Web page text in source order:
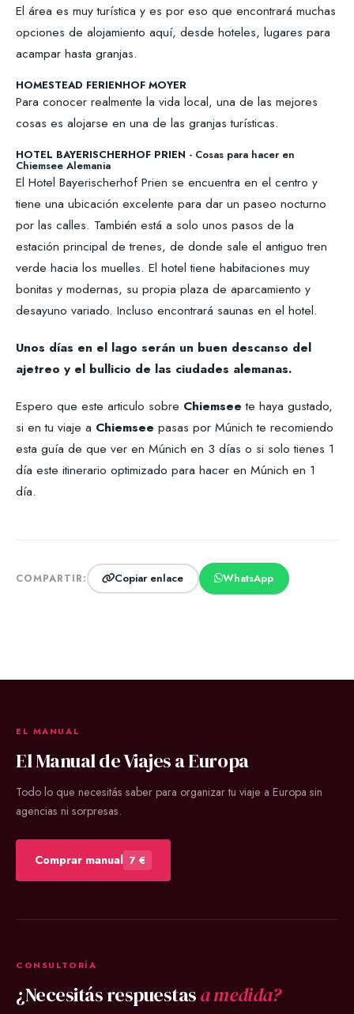
El área es muy turística y es por eso que encontrará muchas
opciones de alojamiento aquí, desde hoteles, lugares para
acampar hasta granjas.
HOMESTEAD FERIENHOF MOYER
Para conocer realmente la vida local, una de las mejores
cosas es alojarse en una de las granjas turísticas.
HOTEL BAYERISCHERHOF PRIEN - Cosas para hacer en
Chiemsee Alemania
El Hotel Bayerischerhof Prien se encuentra en el centro y
tiene una ubicación excelente para dar un paseo nocturno
por las calles. También está a solo unos pasos de la
estación principal de trenes, de donde sale el antiguo tren
verde hacia los muelles. El hotel tiene habitaciones muy
bonitas y modernas, su propia plaza de aparcamiento y
desayuno variado. Incluso encontrará saunas en el hotel.
Unos días en el lago serán un buen descanso del
ajetreo y el bullicio de las ciudades alemanas.
Espero que este articulo sobre Chiemsee te haya gustado,
si en tu viaje a Chiemsee pasas por Múnich te recomiendo
esta guía de que ver en Múnich en 3 días o si solo tienes 1
día este itinerario optimizado para hacer en Múnich en 1
día.
COMPARTIR: Copiar enlace WhatsApp
EL MANUAL
El Manual de Viajes a Europa
Todo lo que necesitás saber para organizar tu viaje a Europa sin
agencias ni sorpresas.
Comprar manual 7 €
CONSULTORÍA
¿Necesitás respuestasa medida?